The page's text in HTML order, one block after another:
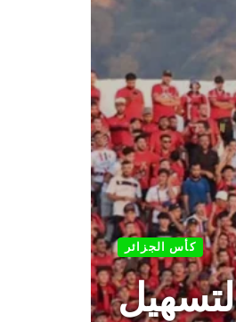
كأس الجزائر